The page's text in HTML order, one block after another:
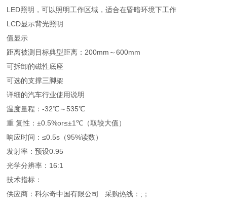
LED照明，可以照明工作区域，适合在昏暗环境下工作
LCD显示背光照明
值显示
距离被测目标典型距离：200mm～600mm
可拆卸的磁性底座
可选的支撑三脚架
详细的汽车行业使用说明
温度量程：-32℃～535℃
重 复性：±0.5%or≤±1℃（取较大值）
响应时间：≤0.5s（95%读数）
发射率：预设0.95
光学分辨率：16:1
技术指标：
供应商：科尔奇中国有限公司 采购热线：;；